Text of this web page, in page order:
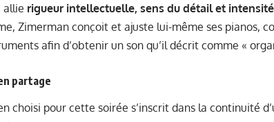
allie rigueur intellectuelle, sens du détail et
Zimerman conçoit et ajuste lui-même ses pianos,
afin d’obtenir un son qu’il décrit comme «
partage
choisi pour cette soirée s’inscrit dans la continuité